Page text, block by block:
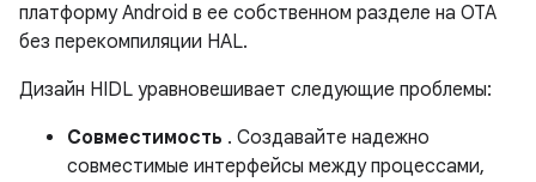
платформу Android в ее собственном разделе на OTA
без перекомпиляции HAL.
Дизайн HIDL уравновешивает следующие проблемы:
Совместимость . Создавайте надежно
совместимые интерфейсы между процессами,